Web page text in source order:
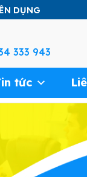
DỤNG
333 943
tức